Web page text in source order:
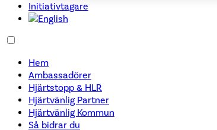
Initiativtagare
Hem
Ambassadörer
Hjärtstopp & HLR
Hjärtvänlig Partner
Hjärtvänlig Kommun
Så bidrar du